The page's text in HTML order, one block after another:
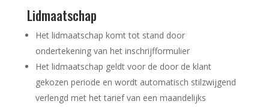
Lidmaatschap
Het lidmaatschap komt tot stand door
ondertekening van het inschrijfformulier
Het lidmaatschap geldt voor de door de klant
gekozen periode en wordt automatisch stilzwijgend
verlengd met het tarief van een maandelijks